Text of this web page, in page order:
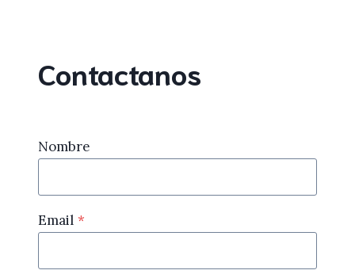
Contactanos
Nombre
Email *